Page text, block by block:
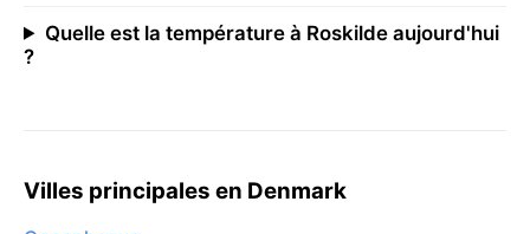
Quelle est la température à Roskilde aujourd'hui
?
Villes principales en Denmark